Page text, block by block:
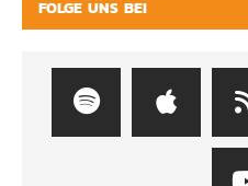
FOLGE UNS BEI